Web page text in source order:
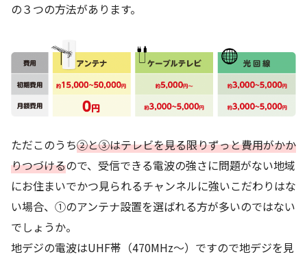
の３つの方法があります。
ただこのうち②と③はテレビを見る限りずっと費用がかか
りつづけるので、受信できる電波の強さに問題がない地域
にお住まいでかつ見られるチャンネルに強いこだわりはな
い場合、①のアンテナ設置を選ばれる方が多いのではない
でしょうか。
地デジの電波はUHF帯（470MHz～）ですので地デジを見